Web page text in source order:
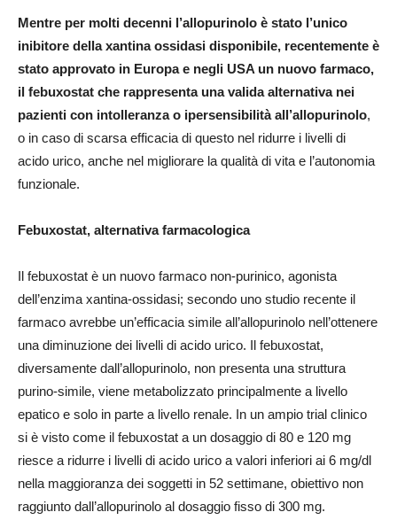
Mentre per molti decenni l’allopurinolo è stato l’unico
inibitore della xantina ossidasi disponibile, recentemente è
stato approvato in Europa e negli USA un nuovo farmaco,
il febuxostat che rappresenta una valida alternativa nei
pazienti con intolleranza o ipersensibilità all’allopurinolo,
o in caso di scarsa efficacia di questo nel ridurre i livelli di
acido urico, anche nel migliorare la qualità di vita e l’autonomia
funzionale.
Febuxostat, alternativa farmacologica
Il febuxostat è un nuovo farmaco non-purinico, agonista
dell’enzima xantina-ossidasi; secondo uno studio recente il
farmaco avrebbe un’efficacia simile all’allopurinolo nell’ottenere
una diminuzione dei livelli di acido urico. Il febuxostat,
diversamente dall’allopurinolo, non presenta una struttura
purino-simile, viene metabolizzato principalmente a livello
epatico e solo in parte a livello renale. In un ampio trial clinico
si è visto come il febuxostat a un dosaggio di 80 e 120 mg
riesce a ridurre i livelli di acido urico a valori inferiori ai 6 mg/dl
nella maggioranza dei soggetti in 52 settimane, obiettivo non
raggiunto dall’allopurinolo al dosaggio fisso di 300 mg.